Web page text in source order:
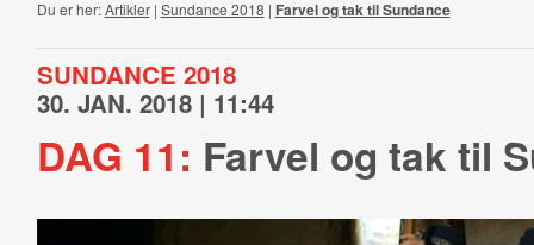
Du er her:Artikler| Sundance 2018 | Farvel og tak til Sundance
SUNDANCE 2018
30. JAN. 2018 | 11:44
DAG 11: Farvel og tak til